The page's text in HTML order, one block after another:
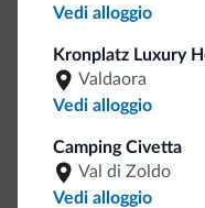
Vedi alloggio
Kronplatz Luxury
Valdaora
Vedi alloggio
Camping Civetta
Val di Zoldo
Vedi alloggio
Ce l'avete chiesto in